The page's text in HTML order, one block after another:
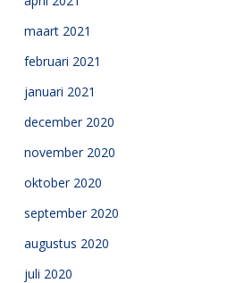
maart 2021
februari 2021
januari 2021
december 2020
november 2020
oktober 2020
september 2020
augustus 2020
juli 2020